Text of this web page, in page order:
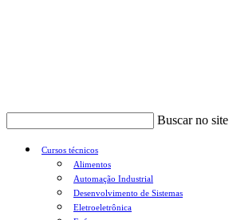
Buscar no site
Cursos técnicos
Alimentos
Automação Industrial
Desenvolvimento de Sistemas
Eletroeletrônica